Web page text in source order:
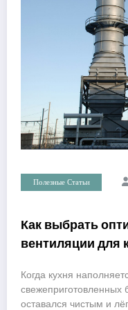
Полезные Статьи
Как выбрать
вентиляции для
Когда кухня
свежеприготовленных
оставался чистым и